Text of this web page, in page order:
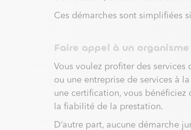
Ces démarches sont simplifiées
Faire appel à un organisme
Vous voulez profiter des services
ou une entreprise de services à
une certification, vous bénéficiez
la fiabilité de la prestation.
D’autre part, aucune démarche